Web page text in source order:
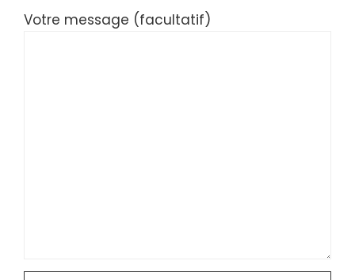
Votre message (facultatif)